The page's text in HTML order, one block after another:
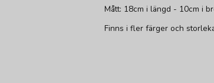
Mått: 18cm i längd - 10cm i
Finns i fler färger och